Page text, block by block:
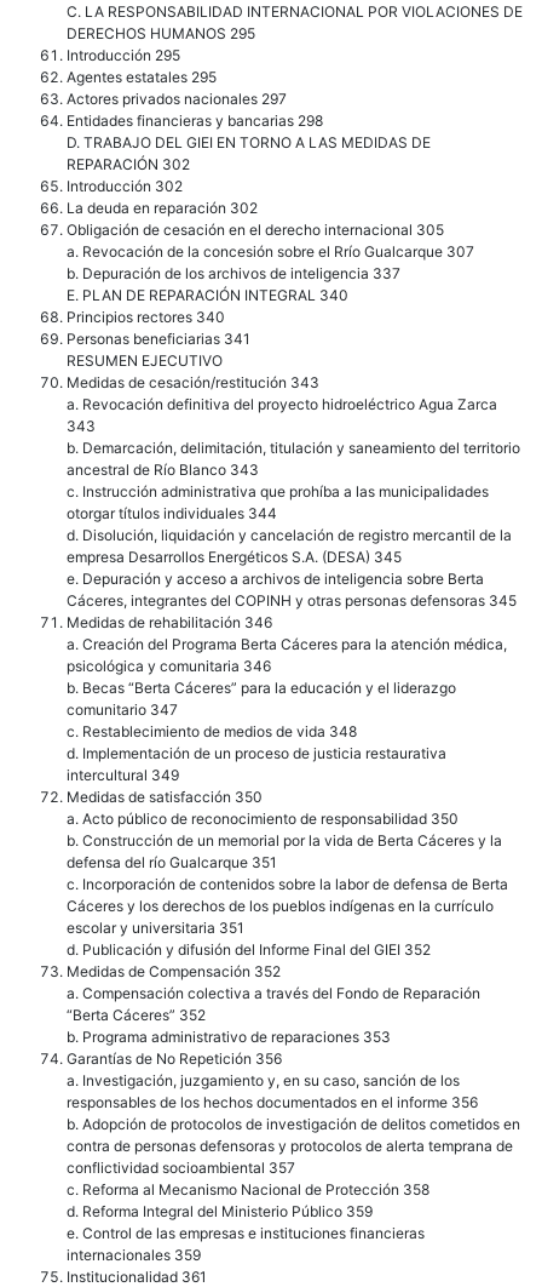
C. LA RESPONSABILIDAD INTERNACIONAL POR VIOLACIONES DE
DERECHOS HUMANOS 295
Introducción 295
Agentes estatales 295
Actores privados nacionales 297
Entidades financieras y bancarias 298
D. TRABAJO DEL GIEI EN TORNO A LAS MEDIDAS DE
REPARACIÓN 302
Introducción 302
La deuda en reparación 302
Obligación de cesación en el derecho internacional 305
a. Revocación de la concesión sobre el Rrío Gualcarque 307
b. Depuración de los archivos de inteligencia 337
E. PLAN DE REPARACIÓN INTEGRAL 340
Principios rectores 340
Personas beneficiarias 341
RESUMEN EJECUTIVO
Medidas de cesación/restitución 343
a. Revocación definitiva del proyecto hidroeléctrico Agua Zarca
343
b. Demarcación, delimitación, titulación y saneamiento del territorio
ancestral de Río Blanco 343
c. Instrucción administrativa que prohíba a las municipalidades
otorgar títulos individuales 344
d. Disolución, liquidación y cancelación de registro mercantil de la
empresa Desarrollos Energéticos S.A. (DESA) 345
e. Depuración y acceso a archivos de inteligencia sobre Berta
Cáceres, integrantes del COPINH y otras personas defensoras 345
Medidas de rehabilitación 346
a. Creación del Programa Berta Cáceres para la atención médica,
psicológica y comunitaria 346
b. Becas “Berta Cáceres” para la educación y el liderazgo
comunitario 347
c. Restablecimiento de medios de vida 348
d. Implementación de un proceso de justicia restaurativa
intercultural 349
Medidas de satisfacción 350
a. Acto público de reconocimiento de responsabilidad 350
b. Construcción de un memorial por la vida de Berta Cáceres y la
defensa del río Gualcarque 351
c. Incorporación de contenidos sobre la labor de defensa de Berta
Cáceres y los derechos de los pueblos indígenas en la currículo
escolar y universitaria 351
d. Publicación y difusión del Informe Final del GIEI 352
Medidas de Compensación 352
a. Compensación colectiva a través del Fondo de Reparación
“Berta Cáceres” 352
b. Programa administrativo de reparaciones 353
Garantías de No Repetición 356
a. Investigación, juzgamiento y, en su caso, sanción de los
responsables de los hechos documentados en el informe 356
b. Adopción de protocolos de investigación de delitos cometidos en
contra de personas defensoras y protocolos de alerta temprana de
conflictividad socioambiental 357
c. Reforma al Mecanismo Nacional de Protección 358
d. Reforma Integral del Ministerio Público 359
e. Control de las empresas e instituciones financieras
internacionales 359
Institucionalidad 361